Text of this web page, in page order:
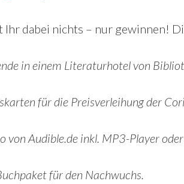
dabei nichts – nur gewinnen!
in einem Literaturhotel von
für die Preisverleihung der
von Audible.de inkl. MP3-Player oder
für den Nachwuchs.